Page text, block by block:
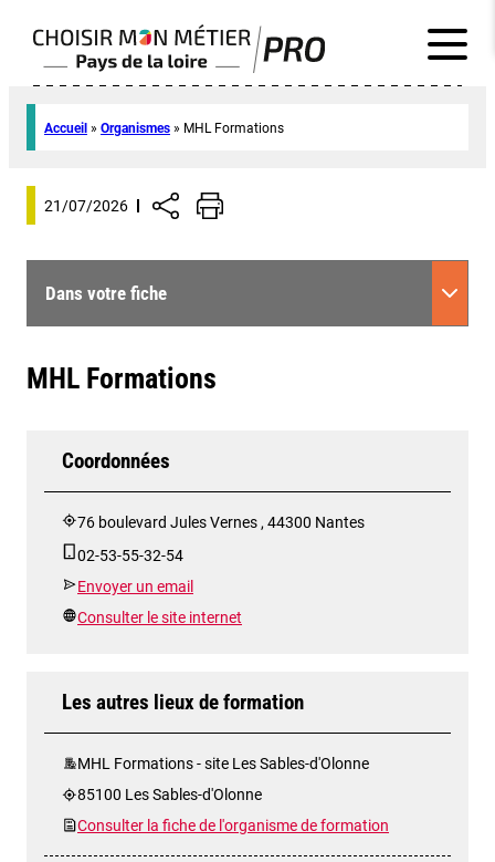
Accueil » Organismes » MHL Formations
21/07/2026
Dans votre fiche
MHL Formations
Coordonnées
76 boulevard Jules Vernes , 44300 Nantes
02-53-55-32-54
Envoyer un email
Consulter le site internet
Les autres lieux de formation
MHL Formations - site Les Sables-d'Olonne
85100 Les Sables-d'Olonne
Consulter la fiche de l'organisme de formation